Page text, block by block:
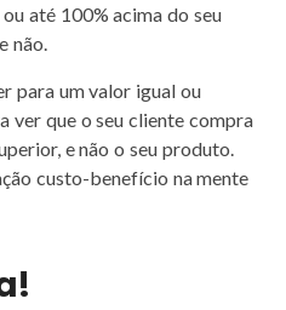
até 100% acima do seu
não.
para um valor igual ou
ver que o seu cliente compra
e não o seu produto.
custo-benefício na mente